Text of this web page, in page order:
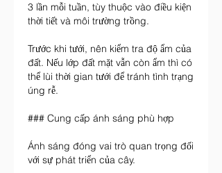
3 lần mỗi tuần, tùy thuộc vào điều kiện
thời tiết và môi trường trồng.
Trước khi tưới, nên kiểm tra độ ẩm của
đất. Nếu lớp đất mặt vẫn còn ẩm thì có
thể lùi thời gian tưới để tránh tình trạng
úng rễ.
### Cung cấp ánh sáng phù hợp
Ánh sáng đóng vai trò quan trọng đối
với sự phát triển của cây.